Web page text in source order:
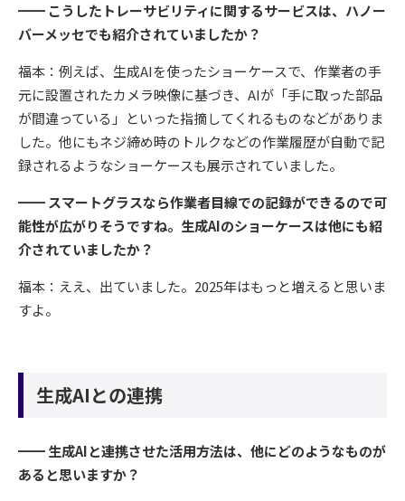
━━ こうしたトレーサビリティに関するサービスは、ハノー
バーメッセでも紹介されていましたか？
福本：例えば、生成AIを使ったショーケースで、作業者の手
元に設置されたカメラ映像に基づき、AIが「手に取った部品
が間違っている」といった指摘してくれるものなどがありま
した。他にもネジ締め時のトルクなどの作業履歴が自動で記
録されるようなショーケースも展示されていました。
━━ スマートグラスなら作業者目線での記録ができるので可
能性が広がりそうですね。生成AIのショーケースは他にも紹
介されていましたか？
福本：ええ、出ていました。2025年はもっと増えると思いま
すよ。
生成AIとの連携
━━ 生成AIと連携させた活用方法は、他にどのようなものが
あると思いますか？